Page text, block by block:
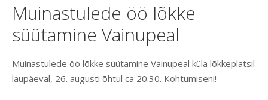
Muinastulede öö lõkke
süütamine Vainupeal
Muinastulede öö lõkke süütamine Vainupeal küla lõkkeplatsil
laupäeval, 26. augusti õhtul ca 20.30. Kohtumiseni!